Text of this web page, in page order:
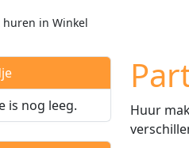
huren in Winkel
is nog leeg.
Huur